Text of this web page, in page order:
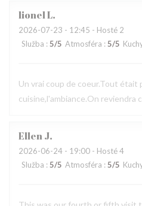
lionelL
2026-07-23 - 12:45 - Hosté 2
Služba : 5/5 Atmosféra : 5/5
Un vrai coup de coeur.Tout était
cuisine,l'ambiance.On reviendra
EllenJ
2026-06-24 - 19:00 - Hosté 4
Služba : 5/5 Atmosféra : 5/5